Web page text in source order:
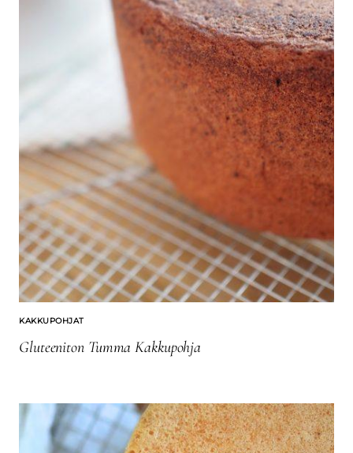
KAKKUPOHJAT
Gluteeniton Tumma Kakkupohja